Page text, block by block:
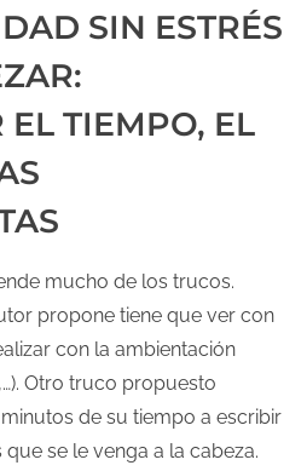
SIN ESTRÉS
EL TIEMPO, EL
mucho de los trucos.
propone tiene que ver con
con la ambientación
Otro truco propuesto
de su tiempo a escribir
se le venga a la cabeza.